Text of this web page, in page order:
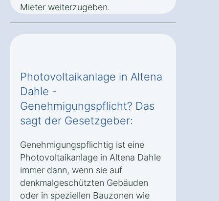
Mieter weiterzugeben.
Photovoltaikanlage in Altena
Dahle -
Genehmigungspflicht? Das
sagt der Gesetzgeber:
Genehmigungspflichtig ist eine
Photovoltaikanlage in Altena Dahle
immer dann, wenn sie auf
denkmalgeschützten Gebäuden
oder in speziellen Bauzonen wie